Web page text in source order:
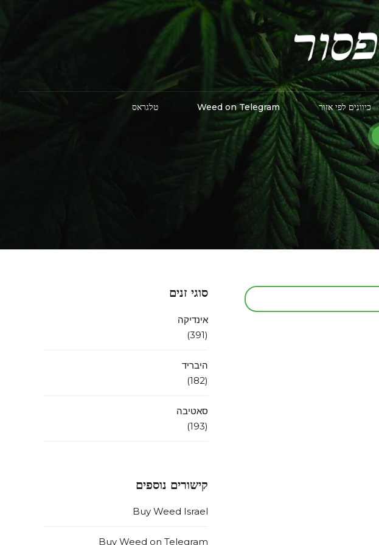
כיוונים לפי אזור Weed on Telegram טלגראס
סוגי זנים
אינדיקה
(391)
היבריד
(182)
סאטיבה
(193)
קישורים נוספים
Buy Weed Israel
Buy Weed on Telegram